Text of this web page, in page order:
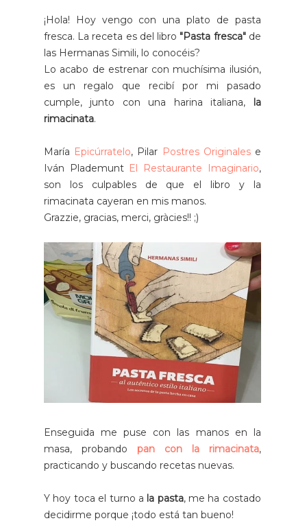
¡Hola! Hoy vengo con una plato de pasta
fresca. La receta es del libro "Pasta fresca" de
las Hermanas Simili, lo conocéis?
Lo acabo de estrenar con muchísima ilusión,
es un regalo que recibí por mi pasado
cumple, junto con una harina italiana, la
rimacinata.
María Epicúrratelo, Pilar Postres Originalese
Iván Plademunt El Restaurante Imaginario,
son los culpables de que el libro y la
rimacinata cayeran en mis manos.
Grazzie, gracias, merci, gràcies!! ;)
Enseguida me puse con las manos en la
masa, probando pan con la rimacinata,
practicando y buscando recetas nuevas.
Y hoy toca el turno a la pasta, me ha costado
decidirme porque ¡todo está tan bueno!